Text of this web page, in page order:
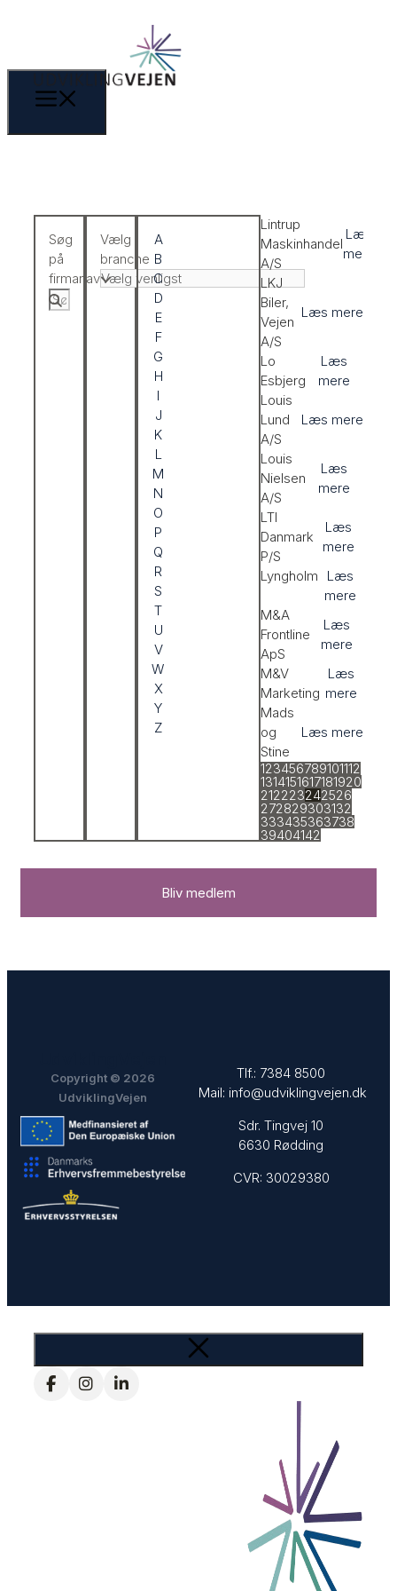
Søg
på
firmanavn
Vælg
branche
A
B
C
D
E
F
G
H
I
J
K
L
M
N
O
P
Q
R
S
T
U
V
W
X
Y
Z
Lintrup
Maskinhandel
A/S
Læs
mere
LKJ
Biler,
Vejen
A/S
Læs mere
Lo
Esbjerg
Læs
mere
Louis
Lund
A/S
Læs mere
Louis
Nielsen
A/S
Læs
mere
LTI
Danmark
P/S
Læs
mere
Lyngholm
Læs
mere
M&A
Frontline
ApS
Læs
mere
M&V
Marketing
Læs
mere
Mads
og
Stine
Læs mere
123456789101112
1314151617181920
212223242526
272829303132
333435363738
39404142
Bliv medlem
Copyright © 2026
UdviklingVejen
Tlf.: 7384 8500
Mail: info@udviklingvejen.dk
Sdr. Tingvej 10
6630 Rødding
CVR: 30029380